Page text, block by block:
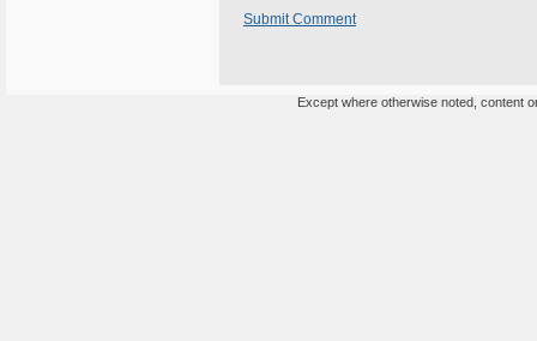
Submit Comment
Except where otherwise noted, content